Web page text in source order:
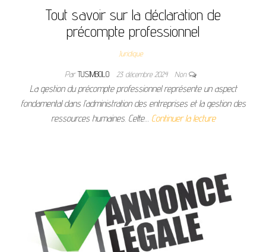
Tout savoir sur la déclaration de
précompte professionnel
Juridique
ParTUSIMBOLO 23 décembre 2024 Non
La gestion du précompte professionnel représente un aspect
fondamental dans l’administration des entreprises et la gestion des
ressources humaines. Cette… Continuer la lecture